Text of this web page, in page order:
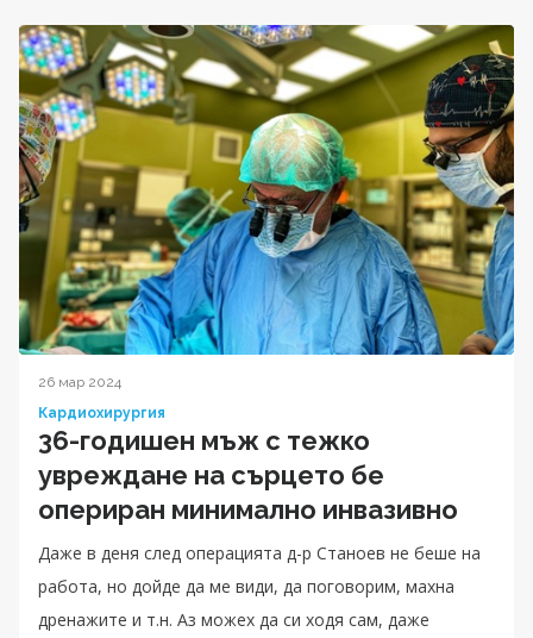
26 мар 2024
Кардиохирургия
36-годишен мъж с тежко
увреждане на сърцето бе
опериран минимално инвазивно
Даже в деня след операцията д-р Станоев не беше на
работа, но дойде да ме види, да поговорим, махна
дренажите и т.н. Аз можех да си ходя сам, даже